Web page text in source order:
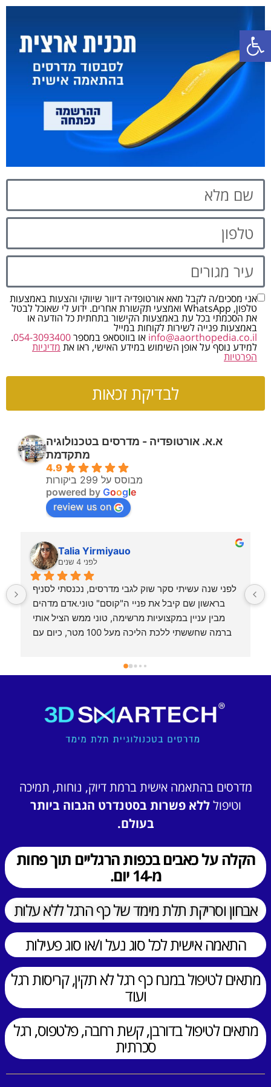
אני מסכים/ה לקבל מאא אורטופדיה דיוור שיווקי והצעות באמצעות
טלפון, WhatsApp ואמצעי תקשורת אחרים. ידוע לי שאוכל לבטל
את הסכמתי בכל עת באמצעות הקישור בתחתית כל הודעה או
באמצעות פנייה לשירות לקוחות במייל
info@aaorthopedia.co.il או בווטסאפ במספר054-3093400
.
למידע נוסף על אופן השימוש במידע האישי, ראו את מדיניות
הפרטיות
לבדיקת זכאות
א.א. אורטופדיה - מדרסים בטכנולוגיה
מתקדמת
4.9
מבוסס על 299 ביקורות
powered by Google
review us on
Talia Yirmiyauo
לפני 4 שנים
טוני 😉
מדרסים בהתאמה אישית ברמת דיוק, נוחות, תמיכה
וטיפולללא פשרות בסטנדרט הגבוה ביותר
בעולם.
הקלה על כאבים בכפות הרגליים תוך פחות
מ-14 יום.
אבחון וסריקת תלת מימד של כף הרגל ללא עלות
התאמה אישית לכל סוג נעל ו/או סוג פעילות
מתאים לטיפול במנח כף רגל לא תקין, קריסות רגל
ועוד
מתאים לטיפול בדורבן, קשת רחבה, פלטפוס, רגל
סכרתית
פתח סרגל נגישות